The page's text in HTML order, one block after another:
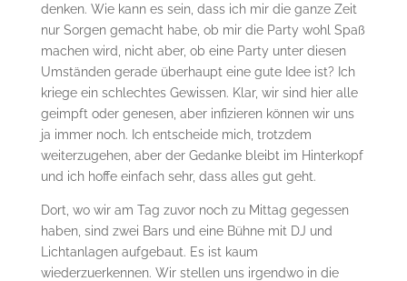
denken. Wie kann es sein, dass ich mir die ganze Zeit
nur Sorgen gemacht habe, ob mir die Party wohl Spaß
machen wird, nicht aber, ob eine Party unter diesen
Umständen gerade überhaupt eine gute Idee ist? Ich
kriege ein schlechtes Gewissen. Klar, wir sind hier alle
geimpft oder genesen, aber infizieren können wir uns
ja immer noch. Ich entscheide mich, trotzdem
weiterzugehen, aber der Gedanke bleibt im Hinterkopf
und ich hoffe einfach sehr, dass alles gut geht.
Dort, wo wir am Tag zuvor noch zu Mittag gegessen
haben, sind zwei Bars und eine Bühne mit DJ und
Lichtanlagen aufgebaut. Es ist kaum
wiederzuerkennen. Wir stellen uns irgendwo in die